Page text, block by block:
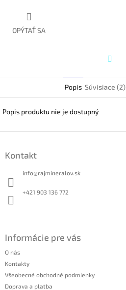
OPÝTAŤ SA
Popis Súvisiace (2)
Popis produktu nie je dostupný
Kontakt
info@rajmineralov.sk
+421 903 136 772
Informácie pre vás
O nás
Kontakty
Všeobecné obchodné podmienky
Doprava a platba